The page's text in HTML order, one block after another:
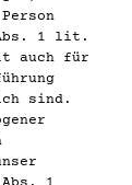
1 lit.
auch für
sind.